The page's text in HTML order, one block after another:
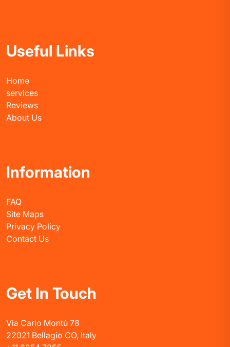
Useful Links
Home
services
Reviews
About Us
Information
FAQ
Site Maps
Privacy Policy
Contact Us
Get In Touch
Via Carlo Montù 78
22021 Bellagio CO, Italy